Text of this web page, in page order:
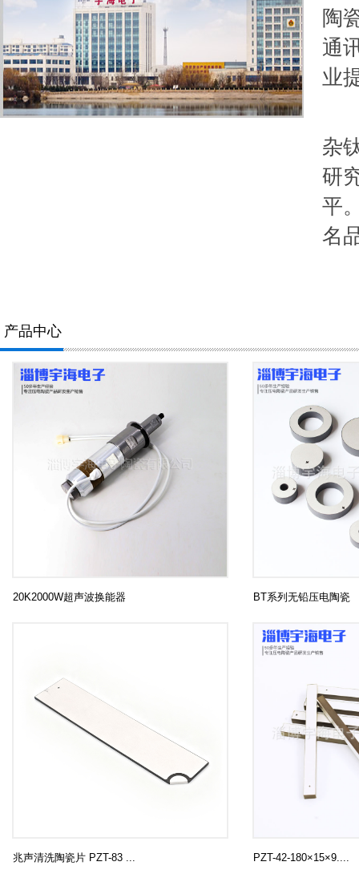
陶
通
业
杂
研
平
名
产品中心
20K2000W超声波换能器 BT系列无铅压电陶瓷
兆声清洗陶瓷片 PZT-83 ... PZT-42-180×15×9....